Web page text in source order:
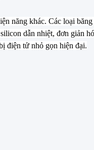
năng khác. Các loại
dẫn nhiệt, đơn giản
điện tử nhỏ gọn hiện đại.